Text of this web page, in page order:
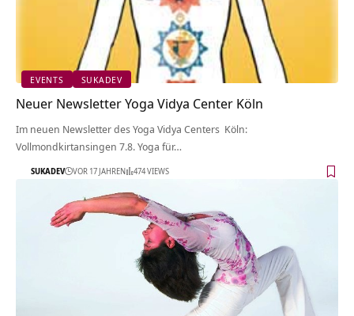
EVENTS SUKADEV
Neuer Newsletter Yoga Vidya Center Köln
Im neuen Newsletter des Yoga Vidya Centers Köln:
Vollmondkirtansingen 7.8. Yoga für…
SUKADEV VOR 17 JAHREN 474 VIEWS